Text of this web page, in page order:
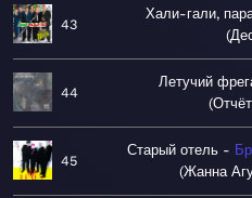
43
Хали-гали,
44
Летучий
45
Старый отель
Жанна